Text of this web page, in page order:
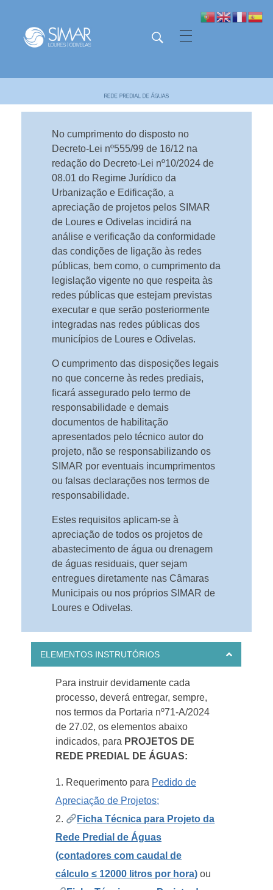
No cumprimento do disposto no
Decreto-Lei nº555/99 de 16/12 na
redação do Decreto-Lei nº10/2024 de
08.01 do Regime Jurídico da
Urbanização e Edificação, a
apreciação de projetos pelos SIMAR
de Loures e Odivelas incidirá na
análise e verificação da conformidade
das condições de ligação às redes
públicas, bem como, o cumprimento da
legislação vigente no que respeita às
redes públicas que estejam previstas
executar e que serão posteriormente
integradas nas redes públicas dos
municípios de Loures e Odivelas.
O cumprimento das disposições legais
no que concerne às redes prediais,
ficará assegurado pelo termo de
responsabilidade e demais
documentos de habilitação
apresentados pelo técnico autor do
projeto, não se responsabilizando os
SIMAR por eventuais incumprimentos
ou falsas declarações nos termos de
responsabilidade.
Estes requisitos aplicam-se à
apreciação de todos os projetos de
abastecimento de água ou drenagem
de águas residuais, quer sejam
entregues diretamente nas Câmaras
Municipais ou nos próprios SIMAR de
Loures e Odivelas.
ELEMENTOS INSTRUTÓRIOS
Para instruir devidamente cada
processo, deverá entregar, sempre,
nos termos da Portaria nº71-A/2024
de 27.02, os elementos abaixo
indicados, para PROJETOS DE
REDE PREDIAL DE ÁGUAS:
Requerimento para Pedido de
Apreciação de Projetos;
Ficha Técnica para Projeto da
Rede Predial de Águas
(contadores com caudal de
cálculo ≤ 12000 litros por hora) ou